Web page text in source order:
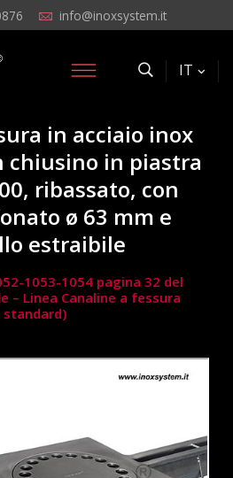
info@inoxsystem.it
IT
in acciaio inox
chiusino in piastra
ribassato, con
ø 63 mm e
estraibile
1053-1054 pagina 32 del
– Linea Canaline a fessura
standard)